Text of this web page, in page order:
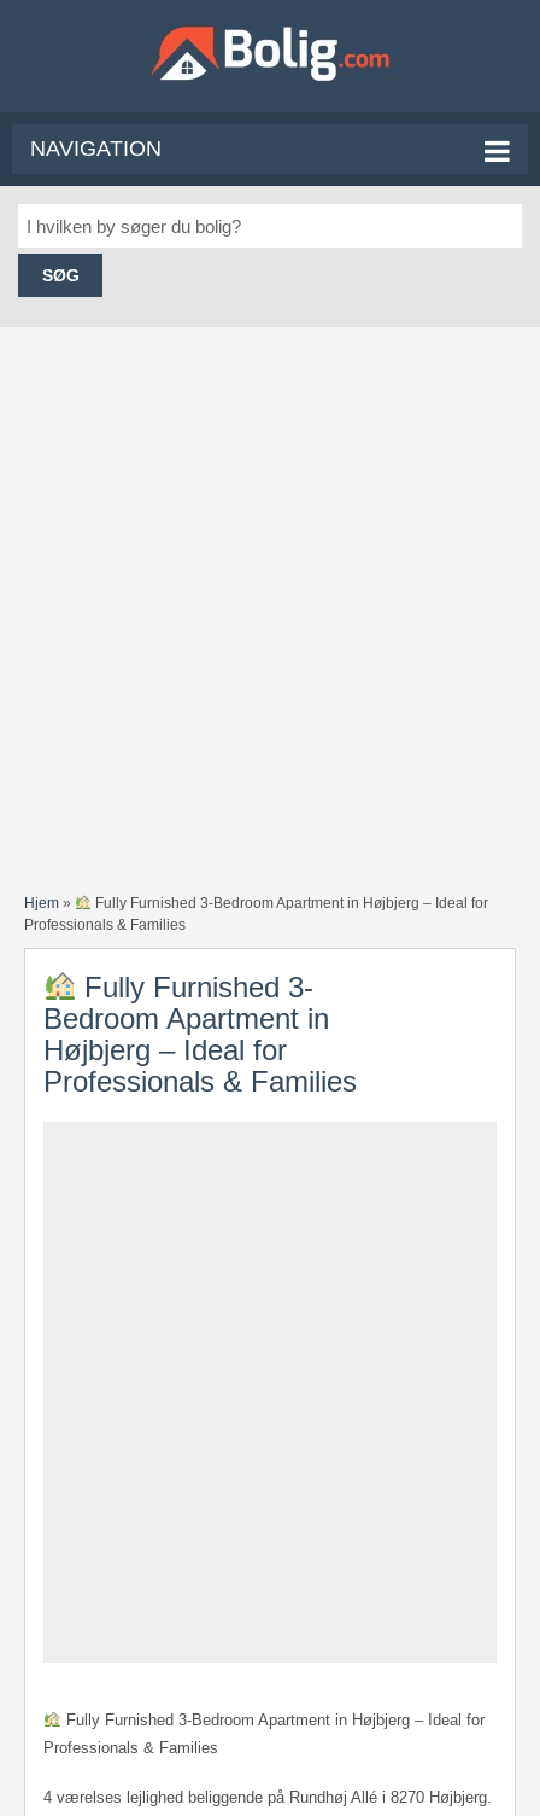
NAVIGATION
SØG
Hjem »
Fully Furnished 3-Bedroom Apartment in Højbjerg – Ideal for
Professionals & Families
Fully Furnished 3-
Bedroom Apartment in
Højbjerg – Ideal for
Professionals & Families
Fully Furnished 3-Bedroom Apartment in Højbjerg – Ideal for
Professionals & Families
4 værelses lejlighed beliggende på Rundhøj Allé i 8270 Højbjerg.